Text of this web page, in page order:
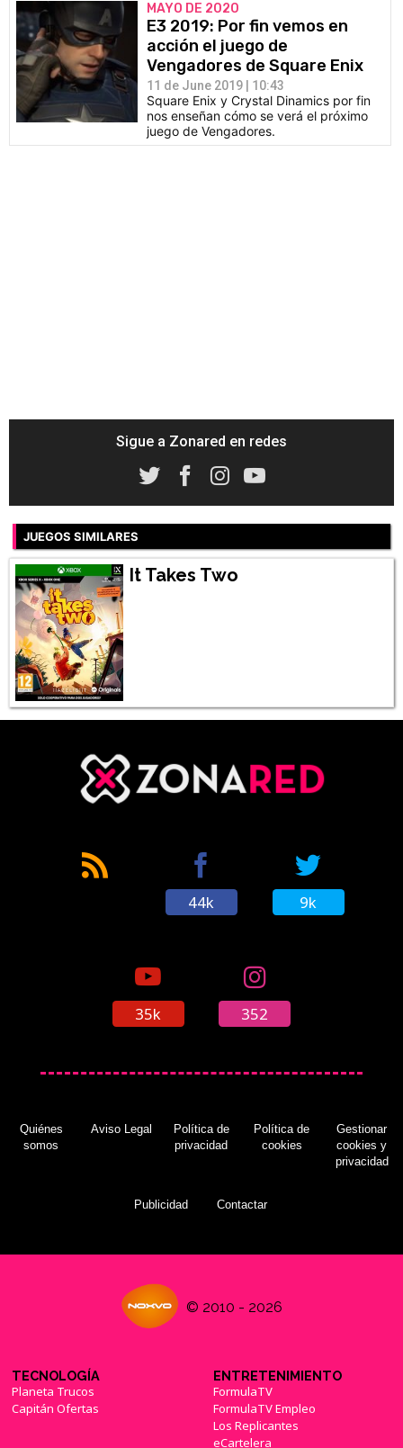
MAYO DE 2020
E3 2019: Por fin vemos en
acción el juego de
Vengadores de Square Enix
11 de June 2019 | 10:43
Square Enix y Crystal Dinamics por fin
nos enseñan cómo se verá el próximo
juego de Vengadores.
Sigue a Zonared en redes
JUEGOS SIMILARES
It Takes Two
44k 9k
35k 352
Quiénes
somos
Aviso Legal
Política de
privacidad
Política de
cookies
Gestionar
cookies y
privacidad
Publicidad Contactar
© 2010 - 2026
TECNOLOGÍA
Planeta Trucos
Capitán Ofertas
ENTRETENIMIENTO
FormulaTV
FormulaTV Empleo
Los Replicantes
eCartelera